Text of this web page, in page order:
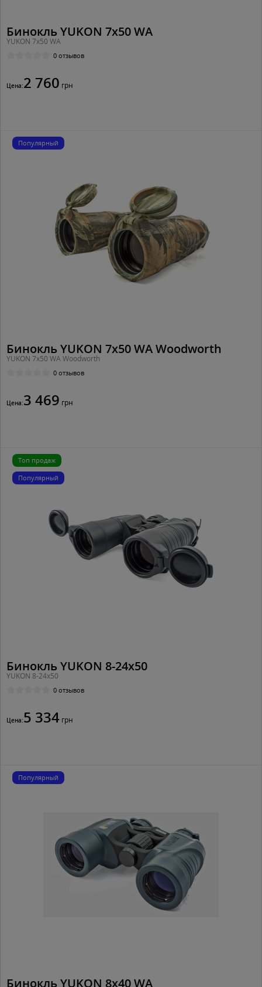
Бинокль YUKON 7x50 WA
YUKON 7x50 WA
0 отзывов
Цена:2 760 грн
Популярный
Бинокль YUKON 7x50 WA Woodworth
YUKON 7x50 WA Woodworth
0 отзывов
Цена:3 469 грн
Топ продаж
Популярный
Бинокль YUKON 8-24х50
YUKON 8-24х50
0 отзывов
Цена:5 334 грн
Популярный
Бинокль YUKON 8x40 WA